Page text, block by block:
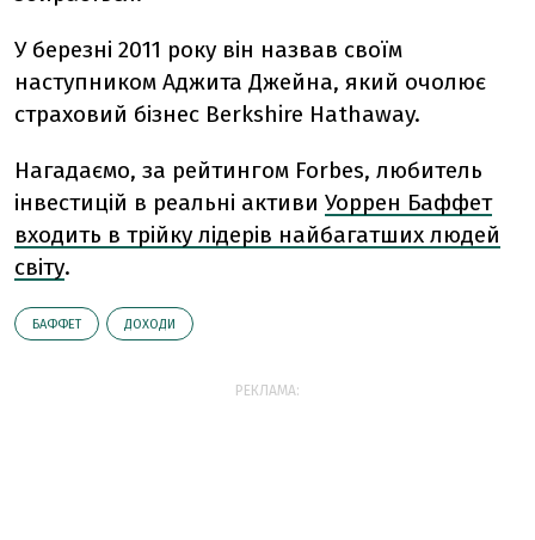
У березні 2011 року він назвав своїм
наступником Аджита Джейна, який очолює
страховий бізнес Berkshire Hathaway.
Нагадаємо, за рейтингом Forbes, любитель
інвестицій в реальні активи Уоррен Баффет
входить в трійку лідерів найбагатших людей
світу.
БАФФЕТ ДОХОДИ
РЕКЛАМА: